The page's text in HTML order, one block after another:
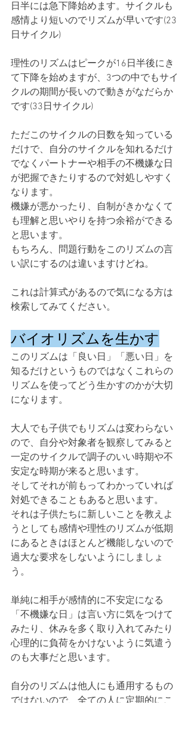
日半には急下降始めます。サイクルも
感情より短いのでリズムが早いです(23
日サイクル)
理性のリズムはピークが16日半後にき
て下降を始めますが、3つの中でもサイ
クルの期間が長いので動きがなだらか
です(33日サイクル)
ただこのサイクルの日数を知っている
だけで、自分のサイクルを知れるだけ
でなくパートナーや相手の不機嫌な日
が把握できたりするので対処しやすく
なります。
機嫌が悪かったり、自制がきかなくて
も理解と思いやりを持つ余裕ができる
と思います。
もちろん、問題行動をこのリズムの言
い訳にするのは違いますけどね。
これは計算式があるので気になる方は
検索してみてください。
バイオリズムを生かす
このリズムは「良い日」「悪い日」を
知るだけというものではなくこれらの
リズムを使ってどう生かすのかが大切
になります。
大人でも子供でもリズムは変わらない
ので、自分や対象者を観察してみると
一定のサイクルで調子のいい時期や不
安定な時期が来ると思います。
そしてそれが前もってわかっていれば
対処できることもあると思います。
それは子供たちに新しいことを教えよ
うとしても感情や理性のリズムが低期
にあるときはほとんど機能しないので
過大な要求をしないようにしましょ
う。
単純に相手が感情的に不安定になる
「不機嫌な日」は言い方に気をつけて
みたり、休みを多く取り入れてみたり
心理的に負荷をかけないように気遣う
のも大事だと思います。
自分のリズムは他人にも通用するもの
ではないので、全ての人に定期的にこ